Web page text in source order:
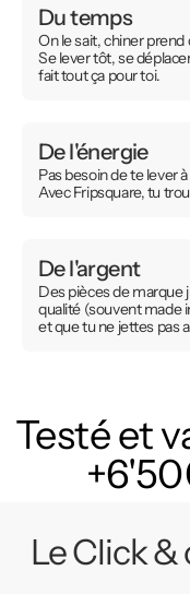
Du temps
On le sait, chiner prend
Se lever tôt, se
fait tout ça pour toi.
De l'énergie
Pas besoin de te lever
Avec Fripsquare, tu
De l'argent
Des pièces de marque
qualité (souvent made
et que tu ne jettes pas
Testé et
Le Click &